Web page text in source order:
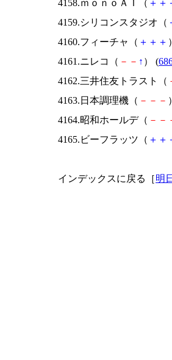
4158.ｍｏｎｏＡＩ（ ＋ ＋
4159.シリコンスタジオ（
4160.フィーチャ（ ＋ ＋ ＋
4161.ニレコ（ － － ↑ ） (
4162.三井住友トラスト（
4163.日本調理機（ － － －
4164.昭和ホールデ（ － －
4165.ビーフラッツ（ ＋ ＋
インデックスに戻る［明